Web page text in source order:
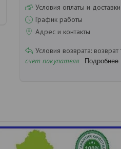
Условия оплаты и доставки
График работы
Адрес и контакты
счет покупателя
Подробнее